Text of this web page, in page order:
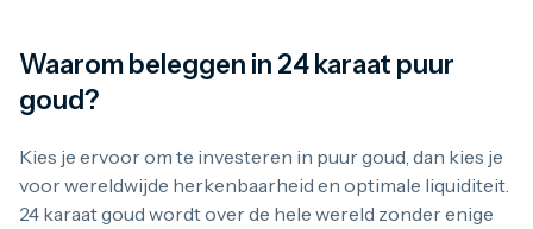
Baird & Co
Palladium kopen
Palladiumbaren kopen
Baird & Co
Waarom beleggen in 24 karaat puur
goud?
Kies je ervoor om te investeren in puur goud, dan kies je
voor wereldwijde herkenbaarheid en optimale liquiditeit.
24 karaat goud wordt over de hele wereld zonder enige